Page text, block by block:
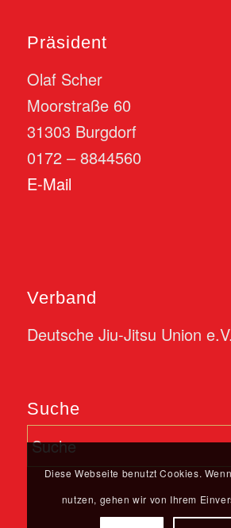
Präsident
Olaf Scher
Moorstraße 60
31303 Burgdorf
0172 – 8844560
E-Mail
Verband
Deutsche Jiu-Jitsu Union e.V.
Suche
Diese Webseite benutzt Cookies.
nutzen, gehen wir von Ihrem